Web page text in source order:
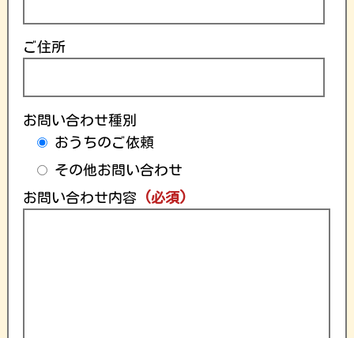
ご住所
お問い合わせ種別
おうちのご依頼
その他お問い合わせ
お問い合わせ内容
(必須)